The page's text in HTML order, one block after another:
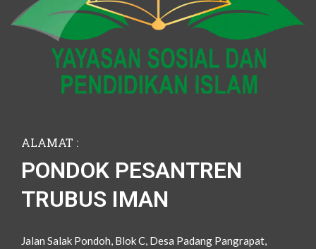
ALAMAT :
PONDOK PESANTREN
TRUBUS IMAN
Jalan Salak Pondoh, Blok C, Desa Padang Pangrapat,